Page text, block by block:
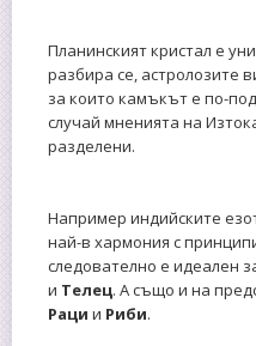
Планинският кристал е
разбира се, астролозите
за които камъкът е по-
случай мненията на
разделени.
Например индийските
най-в хармония с
следователно е идеален
и Телец. А също и на
Раци и Риби.